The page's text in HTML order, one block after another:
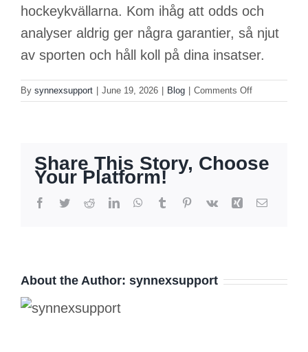
hockeykvällarna. Kom ihåg att odds och
analyser aldrig ger några garantier, så njut
av sporten och håll koll på dina insatser.
By synnexsupport June 19, 2026 Blog Comments Offon
Allt
om
Powerplay
Share This Story, Choose
Your Platform!
Facebook
TwitterRedditLinkedInWhatsApp
Tumblr Pinterest
Vk Xing Email
About the Author: synnexsupport